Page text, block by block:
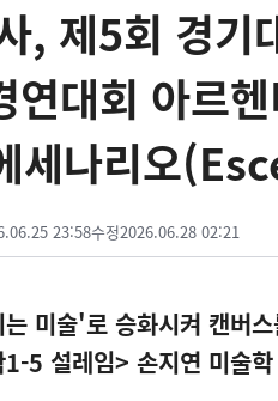
, 제5회 경기
연대회 아르
세나리오
23:58수정2026.06.28 02:21
미술'로 승화시켜 캔버
5 설레임> 손지연 미술